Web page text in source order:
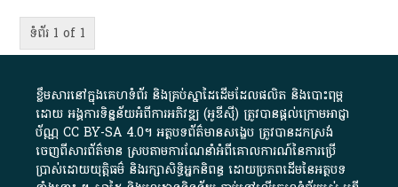
ទំព័រ 1 of 1
ខ្លឹមសារ​នៅ​ក្នុង​គេហទំព័រ និង​គ្រប់​ស្នា​ដៃ​ដើម​ដែល​ផលិត​ និង​បោះពុម្ព​
ដោយ​ អង្គការ​ទិន្នន័យ​អំពី​ការអភិវឌ្ឍ​​ (អូ​ឌី​ស៊ី)​ ត្រូវ​បាន​ផ្តល់​ក្រោម​អាជ្ញា
ប័ណ្ណ​CC BY-SA 4.0។​ អត្ថបទ​ព័ត៌មាន​សង្ខេប​ ត្រូវ​បាន​ដកស្រង់​
ចេញពី​សារព័ត៌មាន ស្របតាមការ​ណែនាំ​អំពី​គោលការណ៍​នៃ​ការ​ប្រើ
ប្រាស់​ដោយ​យុត្តិធម៌​ និង​រក្សាសិទ្ធិអ្នកនិពន្ធ ដោយ​ប្រភពដើម​នៃ​​អត្ថបទ